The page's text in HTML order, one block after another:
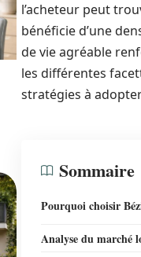
l’acheteur peut
bénéficie d’une
de vie agréable
les différentes
stratégies à
Sommaire
Pourquoi choisir
Analyse du marché